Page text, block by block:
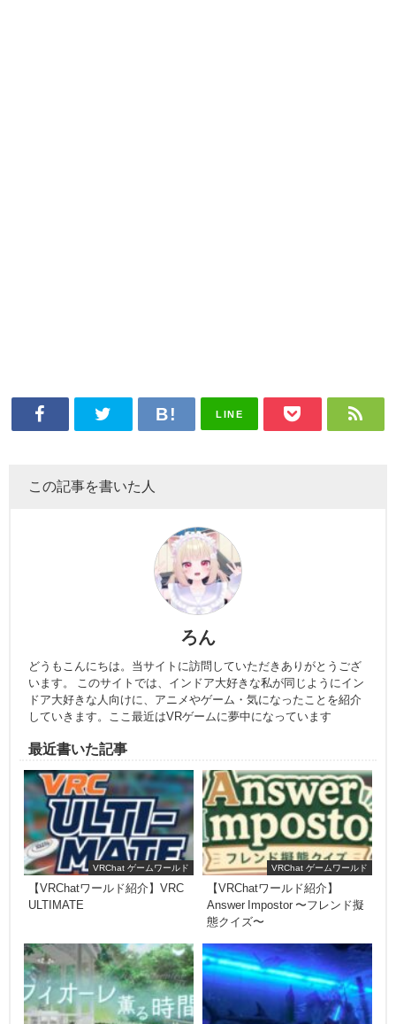
LINE
この記事を書いた人
ろん
どうもこんにちは。当サイトに訪問していただきありがとうござ
います。 このサイトでは、インドア大好きな私が同じようにイン
ドア大好きな人向けに、アニメやゲーム・気になったことを紹介
していきます。ここ最近はVRゲームに夢中になっています
最近書いた記事
VRChat ゲームワールド
【VRChatワールド紹介】VRC
ULTIMATE
VRChat ゲームワールド
【VRChatワールド紹介】
Answer Impostor 〜フレンド擬
態クイズ〜